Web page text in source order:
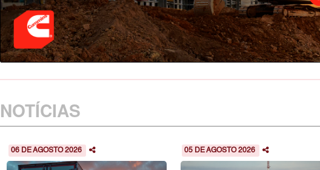
NOTÍCIAS
06 DE AGOSTO 2026 05 DE AGOSTO 2026